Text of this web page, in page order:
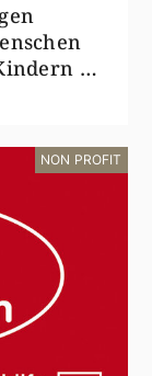
in
NON PROFIT